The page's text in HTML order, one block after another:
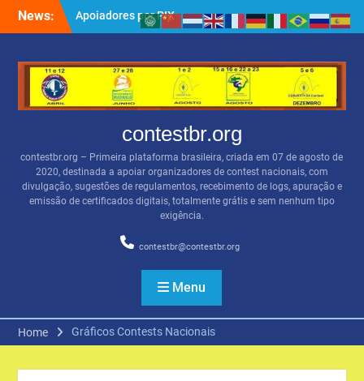
News:
Apoiadores por PIX
BSBVHF – Resultados
QRZ.COM
contestbr.org
contestbr.org – Primeira plataforma brasileira, criada em 07 de agosto de
2020, destinada a apoiar organizadores de contest nacionais, com
divulgação, sugestões de regulamentos, recebimento de logs, apuração e
emissão de certificados digitais, totalmente grátis e sem nenhum tipo
exigência.
contestbr@contestbr.org
Menu
Home Gráficos Contests Nacionais